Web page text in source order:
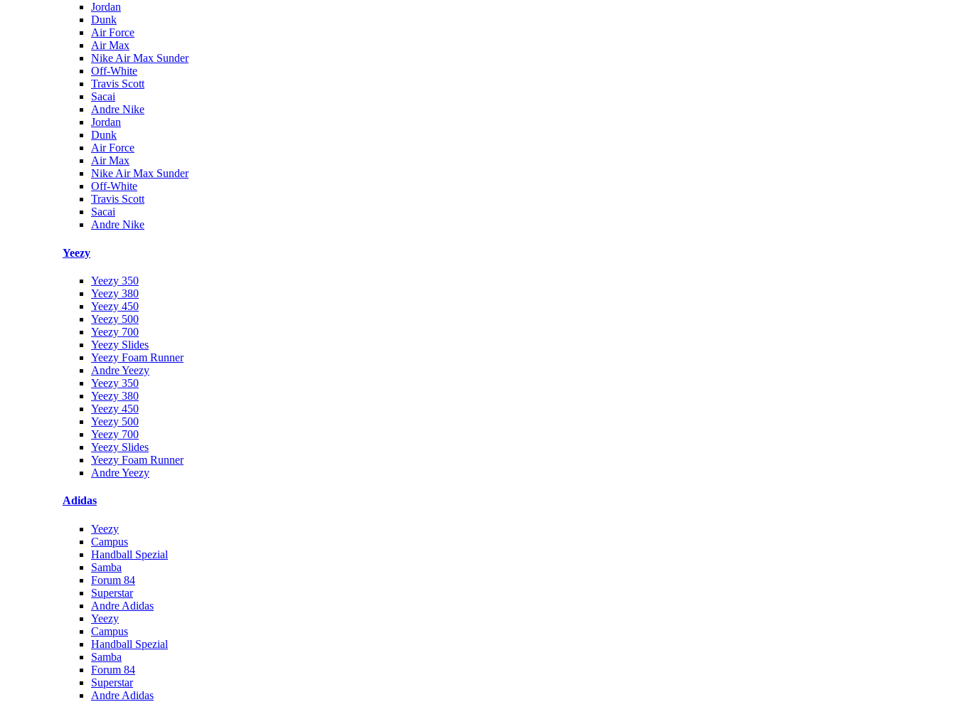
Jordan
Dunk
Air Force
Air Max
Nike Air Max Sunder
Off-White
Travis Scott
Sacai
Andre Nike
Jordan
Dunk
Air Force
Air Max
Nike Air Max Sunder
Off-White
Travis Scott
Sacai
Andre Nike
Yeezy
Yeezy 350
Yeezy 380
Yeezy 450
Yeezy 500
Yeezy 700
Yeezy Slides
Yeezy Foam Runner
Andre Yeezy
Yeezy 350
Yeezy 380
Yeezy 450
Yeezy 500
Yeezy 700
Yeezy Slides
Yeezy Foam Runner
Andre Yeezy
Adidas
Yeezy
Campus
Handball Spezial
Samba
Forum 84
Superstar
Andre Adidas
Yeezy
Campus
Handball Spezial
Samba
Forum 84
Superstar
Andre Adidas